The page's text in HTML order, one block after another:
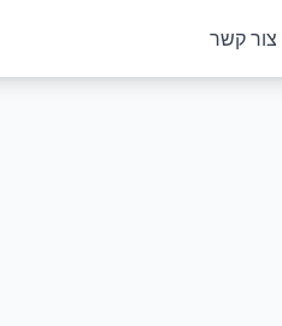
צור קשר